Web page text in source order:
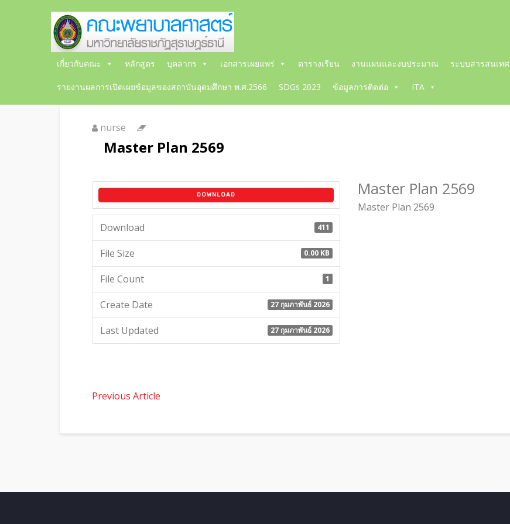
เกี่ยวกับคณะ หลักสูตร บุคลากร เอกสารเผยแพร่ ตารางเรียน งานแผนและงบประมาณ ระบบสารสนเทศ
รายงานผลการเปิดเผยข้อมูลของสถาบันอุดมศึกษา พ.ศ.2566 SDGs 2023 ข้อมูลการติดต่อ ITA
nurse
Master Plan 2569
DOWNLOAD
Download 411
File Size 0.00 KB
File Count 1
Create Date 27 กุมภาพันธ์ 2026
Last Updated 27 กุมภาพันธ์ 2026
Master Plan 2569
Master Plan 2569
Previous Article